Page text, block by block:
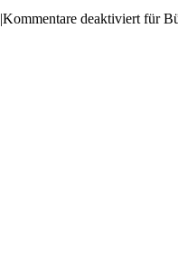
|Kommentare deaktiviert für